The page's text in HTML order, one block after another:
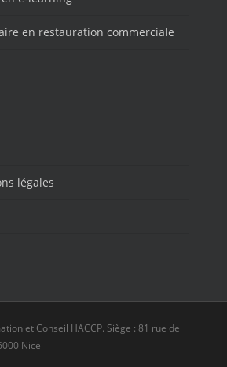
en restauration commerciale
légales
et Conseil HACCP. Siège : 81 rue de
Nice